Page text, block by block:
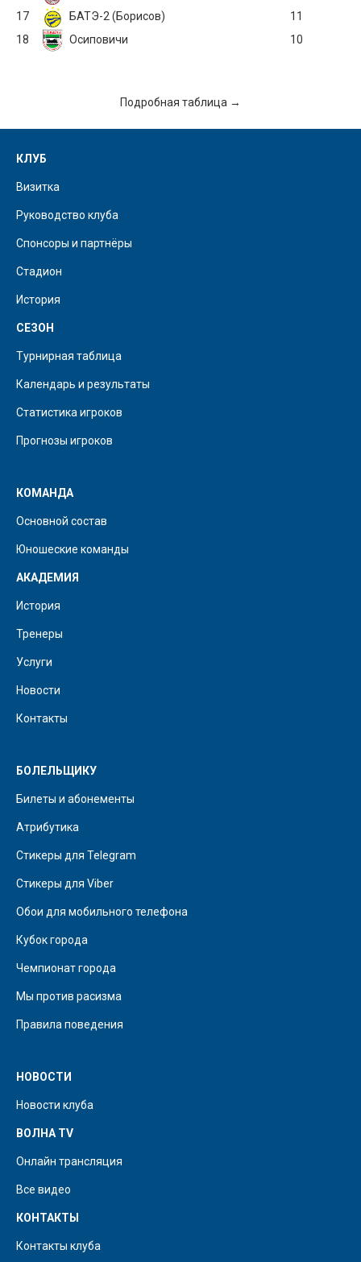
17
БАТЭ-2 (Борисов)
11
18
Осиповичи 10
Подробная таблица →
КЛУБ
Визитка
Руководство клуба
Спонсоры и партнёры
Стадион
История
СЕЗОН
Турнирная таблица
Календарь и результаты
Статистика игроков
Прогнозы игроков
КОМАНДА
Основной состав
Юношеские команды
АКАДЕМИЯ
История
Тренеры
Услуги
Новости
Контакты
БОЛЕЛЬЩИКУ
Билеты и абонементы
Атрибутика
Стикеры для Telegram
Стикеры для Viber
Обои для мобильного телефона
Кубок города
Чемпионат города
Мы против расизма
Правила поведения
НОВОСТИ
Новости клуба
ВОЛНА TV
Онлайн трансляция
Все видео
КОНТАКТЫ
Контакты клуба